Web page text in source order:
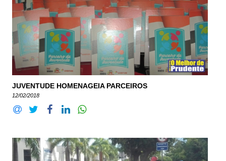
JUVENTUDE HOMENAGEIA PARCEIROS
12/02/2018